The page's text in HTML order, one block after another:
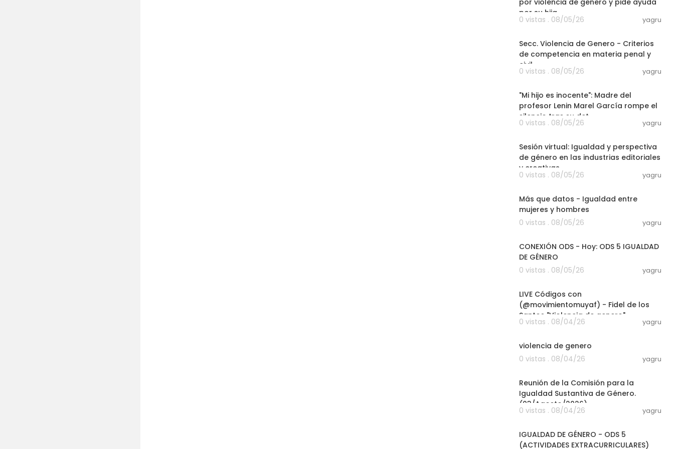
por violencia de genero y pide ayuda
por su hija
0 vistas . 08/05/26 yagru
Secc. Violencia de Genero - Criterios
de competencia en materia penal y
civil
0 vistas . 08/05/26 yagru
"Mi hijo es inocente": Madre del
profesor Lenin Marel García rompe el
silencio tras su det
0 vistas . 08/05/26 yagru
Sesión virtual: Igualdad y perspectiva
de género en las industrias editoriales
y creativas.
0 vistas . 08/05/26 yagru
Más que datos - Igualdad entre
mujeres y hombres
0 vistas . 08/05/26
yagru
CONEXIÓN ODS - Hoy: ODS 5 IGUALDAD
DE GÉNERO
0 vistas . 08/05/26
yagru
LIVE Códigos con
(@movimientomuyaf) - Fidel de los
Santos "Violencia de genero"
0 vistas . 08/04/26 yagru
violencia de genero
0 vistas . 08/04/26
yagru
Reunión de la Comisión para la
Igualdad Sustantiva de Género.
(03/Agosto/2026).
0 vistas . 08/04/26 yagru
IGUALDAD DE GÉNERO - ODS 5
(ACTIVIDADES EXTRACURRICULARES)